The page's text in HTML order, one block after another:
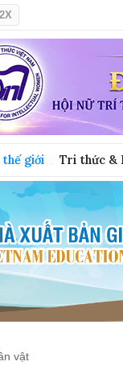
giới Tri thức &
vật